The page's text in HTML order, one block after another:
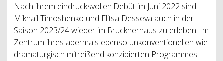
Nach ihrem eindrucksvollen Debüt im Juni 2022 sind
Mikhail Timoshenko und Elitsa Desseva auch in der
Saison 2023/24 wieder im Brucknerhaus zu erleben. Im
Zentrum ihres abermals ebenso unkonventionellen wie
dramaturgisch mitreißend konzipierten Programmes